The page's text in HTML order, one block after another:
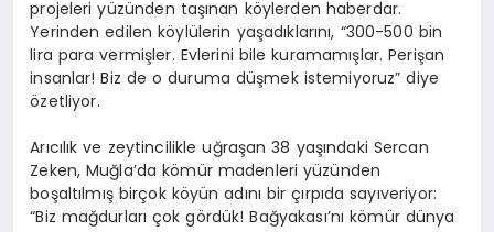
projeleri yüzünden taşınan köylerden haberdar.
Yerinden edilen köylülerin yaşadıklarını, “300-500 bin
lira para vermişler. Evlerini bile kuramamışlar. Perişan
insanlar! Biz de o duruma düşmek istemiyoruz” diye
özetliyor.
Arıcılık ve zeytincilikle uğraşan 38 yaşındaki Sercan
Zeken, Muğla’da kömür madenleri yüzünden
boşaltılmış birçok köyün adını bir çırpıda sayıveriyor:
“Biz mağdurları çok gördük! Bağyakası’nı kömür dünya